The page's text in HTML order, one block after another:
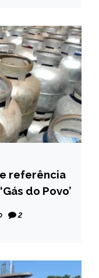
referência
do Povo’
2